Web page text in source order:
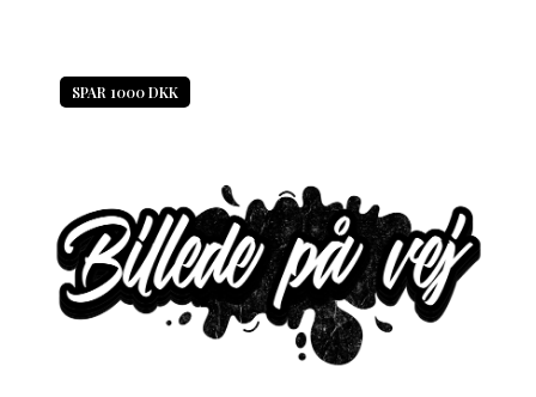
SPAR 1000 DKK